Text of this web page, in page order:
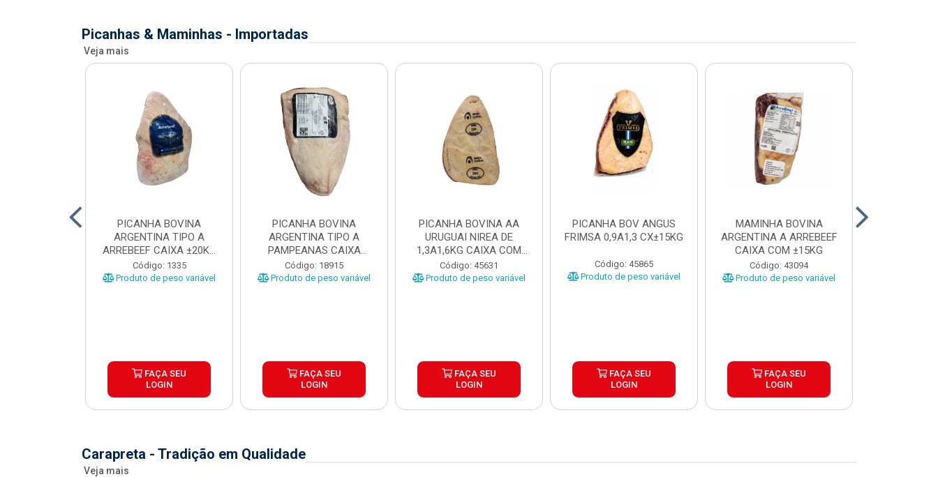
Picanhas & Maminhas - Importadas
Veja mais
PICANHA BOVINA
ARGENTINA TIPO A
ARREBEEF CAIXA ±20KG
PEÇAS 1...
Código: 1335
Produto de peso variável
FAÇA SEU
LOGIN
PICANHA BOVINA
ARGENTINA TIPO A
PAMPEANAS CAIXA
±20KG PEÇAS ...
Código: 18915
Produto de peso variável
FAÇA SEU
LOGIN
PICANHA BOVINA AA
URUGUAI NIREA DE
1,3A1,6KG CAIXA COM
±15KG
Código: 45631
Produto de peso variável
FAÇA SEU
LOGIN
PICANHA BOV ANGUS
FRIMSA 0,9A1,3 CX±15KG
Código: 45865
Produto de peso variável
FAÇA SEU
LOGIN
MAMINHA BOVINA
ARGENTINA A ARREBEEF
CAIXA COM ±15KG
Código: 43094
Produto de peso variável
FAÇA SEU
LOGIN
Carapreta - Tradição em Qualidade
Veja mais